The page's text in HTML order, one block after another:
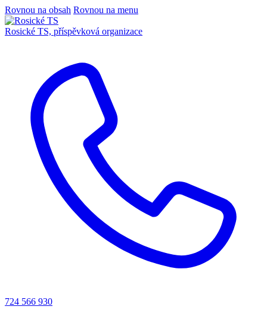
Rovnou na obsah Rovnou na menu
Rosické TS, příspěvková organizace
724 566 930